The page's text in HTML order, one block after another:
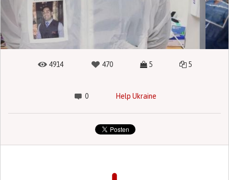
4914 470 5 5
0 Help Ukraine